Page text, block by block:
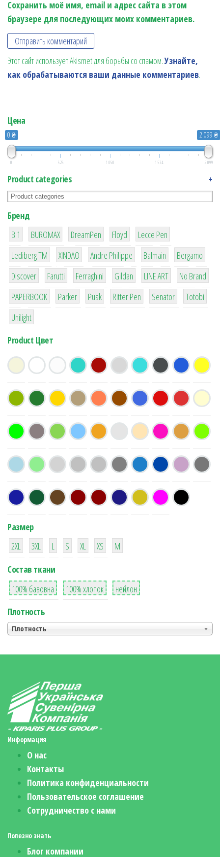
Сохранить моё имя, email и адрес сайта в этом
браузере для последующих моих комментариев.
Этот сайт использует Akismet для борьбы со спамом.Узнайте,
как обрабатываются ваши данные комментариев.
Цена
0 ₴ 2 099 ₴
0 525 1 050 1 574 2 099
Product categories +
Бренд
B 1
1
BUROMAX
1
DreamPen
2
Floyd
2
Lecce Pen
3
Lediberg ТМ
3
XINDAO
1
Andre Philippe
4
Balmain
26
Bergamo
64
Discover
299
Farutti
4
Ferraghini
42
Gildan
4
LINE ART
90
No Brand
8
PAPERBOOK
6
Parker
2
Pusk
22
Ritter Pen
15
Senator
43
Totobi
1
Unilight
Product Цвет
Размер
38
2XL
16
3XL
42
L
42
S
42
XL XS
М
Состав ткани
8
100% бавовна
36
100% хлопок
2
нейлон
Плотность
Плотность
Информация
О нас
Контакты
Политика конфиденциальности
Пользовательское соглашение
Сотрудничество с нами
Полезно знать
Блог компании